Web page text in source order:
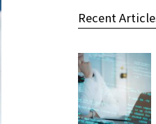
Recent